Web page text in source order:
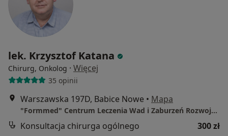
lek. Krzysztof Katana
Chirurg, Onkolog · Więcej
35 opinii
Warszawska 197D, Babice Nowe • Mapa
"Formmed" Centrum Leczenia Wad i Zaburzeń Rozwojowych
Konsultacja chirurga ogólnego
300 zł